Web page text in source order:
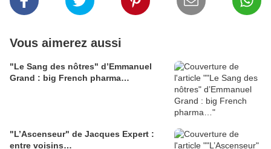
Vous aimerez aussi
"Le Sang des nôtres" d’Emmanuel
Grand : big French pharma…
"L’Ascenseur" de Jacques Expert :
entre voisins…